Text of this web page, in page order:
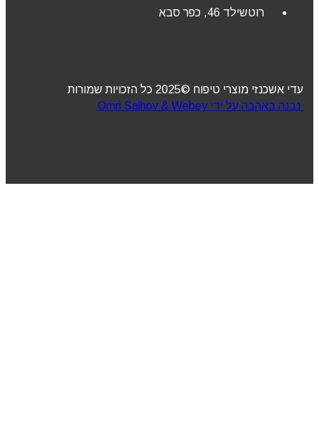
רוטשילד 46, כפר סבא
עדי אשכנזי מוצרי טיפוח ©2025 כל הזכויות שמורות
נבנה באהבה על ידי Omri Salhov & Webey